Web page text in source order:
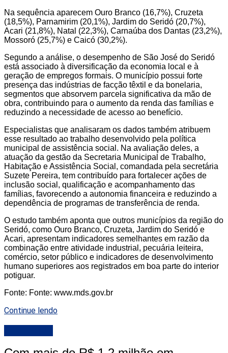
Na sequência aparecem Ouro Branco (16,7%), Cruzeta
(18,5%), Parnamirim (20,1%), Jardim do Seridó (20,7%),
Acari (21,8%), Natal (22,3%), Carnaúba dos Dantas (23,2%),
Mossoró (25,7%) e Caicó (30,2%).
Segundo a análise, o desempenho de São José do Seridó
está associado à diversificação da economia local e à
geração de empregos formais. O município possui forte
presença das indústrias de facção têxtil e da bonelaria,
segmentos que absorvem parcela significativa da mão de
obra, contribuindo para o aumento da renda das famílias e
reduzindo a necessidade de acesso ao benefício.
Especialistas que analisaram os dados também atribuem
esse resultado ao trabalho desenvolvido pela política
municipal de assistência social. Na avaliação deles, a
atuação da gestão da Secretaria Municipal de Trabalho,
Habitação e Assistência Social, comandada pela secretária
Suzete Pereira, tem contribuído para fortalecer ações de
inclusão social, qualificação e acompanhamento das
famílias, favorecendo a autonomia financeira e reduzindo a
dependência de programas de transferência de renda.
O estudo também aponta que outros municípios da região do
Seridó, como Ouro Branco, Cruzeta, Jardim do Seridó e
Acari, apresentam indicadores semelhantes em razão da
combinação entre atividade industrial, pecuária leiteira,
comércio, setor público e indicadores de desenvolvimento
humano superiores aos registrados em boa parte do interior
potiguar.
Fonte: Fonte: www.mds.gov.br
Continue lendo